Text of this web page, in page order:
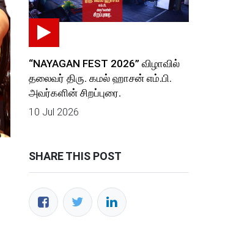
“NAYAGAN FEST 2026” விழாவில்
தலைவர் திரு. கமல் ஹாசன் எம்.பி.
அவர்களின் சிறப்புரை.
10 Jul 2026
SHARE THIS POST